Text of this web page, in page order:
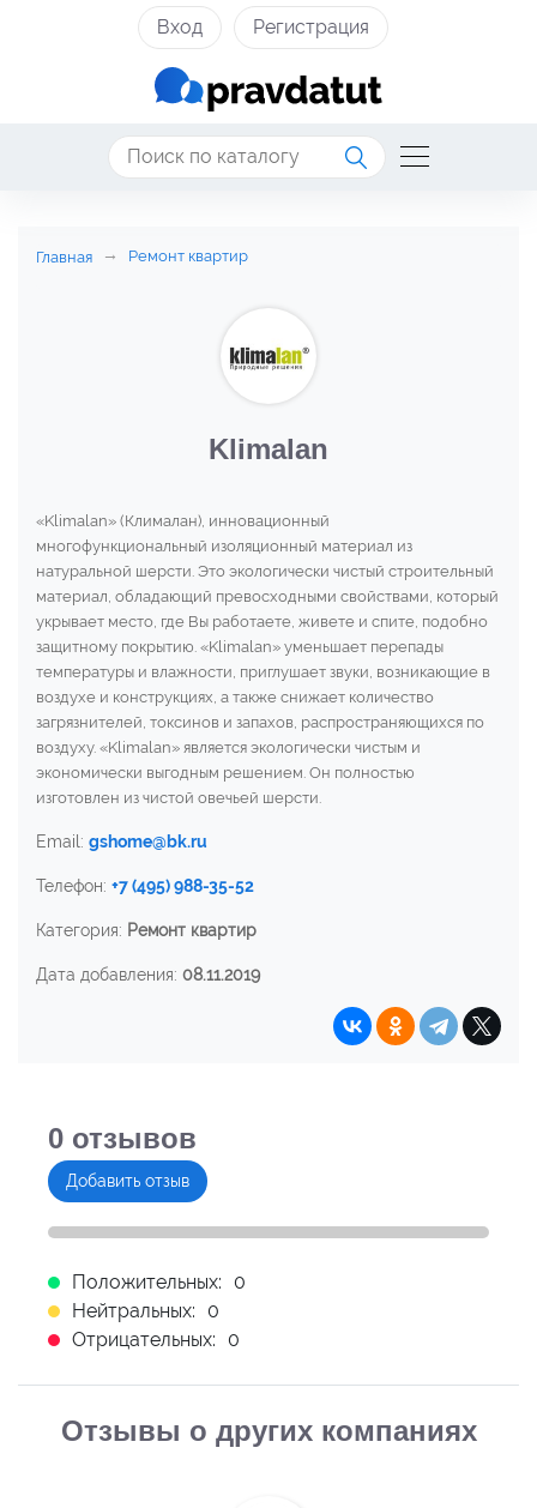
Вход Регистрация
Главная Ремонт квартир
Klimalan
«Klimalan» (Клималан), инновационный
многофункциональный изоляционный материал из
натуральной шерсти. Это экологически чистый строительный
материал, обладающий превосходными свойствами, который
укрывает место, где Вы работаете, живете и спите, подобно
защитному покрытию. «Klimalan» уменьшает перепады
температуры и влажности, приглушает звуки, возникающие в
воздухе и конструкциях, а также снижает количество
загрязнителей, токсинов и запахов, распространяющихся по
воздуху. «Klimalan» является экологически чистым и
экономически выгодным решением. Он полностью
изготовлен из чистой овечьей шерсти.
Email: gshome@bk.ru
Телефон: +7 (495) 988-35-52
Категория: Ремонт квартир
Дата добавления: 08.11.2019
0 отзывов
Добавить отзыв
Положительных:
0
Нейтральных:
0
Отрицательных:
0
Отзывы о других компаниях